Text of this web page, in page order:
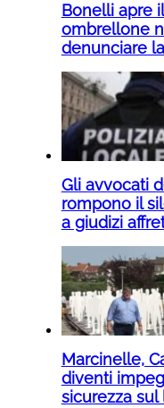
Bonelli apre
ombrellone
denunciare
Gli avvocati
rompono il
a giudizi
Marcinelle,
diventi
sicurezza sul